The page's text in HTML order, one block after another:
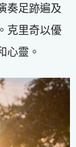
奏足跡遍及
克里奇以優
心靈。